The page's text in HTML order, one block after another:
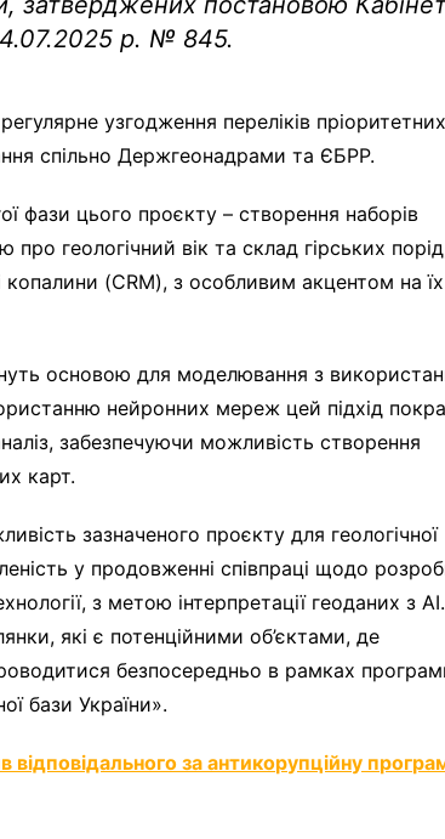
р. № 845.
узгодження переліків пріоритетних
спільно Держгеонадрами та ЄБРР.
фази цього проєкту – створення наборів
геологічний вік та склад гірських
копалини (CRM), з особливим акцентом на їх
основою для моделювання з
нейронних мереж цей підхід
забезпечуючи можливість створення
карт.
зазначеного проєкту для геологічної
у продовженні співпраці щодо
з метою інтерпретації геоданих з
які є потенційними об’єктами, де
безпосередньо в рамках
бази України».
відповідального за антикорупційну